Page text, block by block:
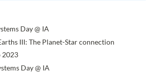
Day @ IA
III: The Planet-Star connection
2023
Day @ IA